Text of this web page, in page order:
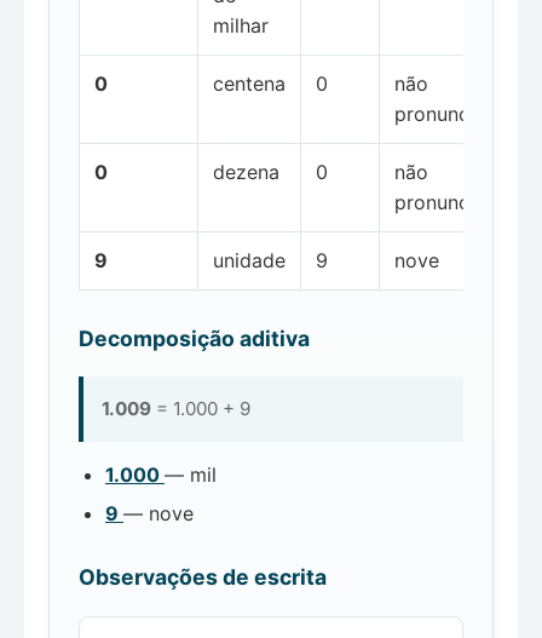
milhar
0 centena 0
não
pronunciada
0 dezena 0
não
pronunciada
9 unidade 9 nove
Decomposição aditiva
1.009 = 1.000 + 9
1.000 — mil
9 — nove
Observações de escrita